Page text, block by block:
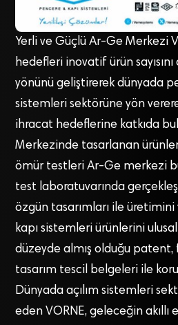
Yerli ve Güçlü Ar-Ge Merkezi
hedefleri inovatif ürün
yönünü geliştirerek dünyada
sistemleri sektörüne yön
ihracat hedeflerine katkıda
Merkezinde tasarlanan
ömür testleri Ar-Ge merkezi
test laboratuvarında
özgün tasarımları ile üretimini
kapı sistemleri ürünlerini ulusal
düzeyde almış olduğu patent,
tasarım tescil belgeleri ile
Dünyada açılım sistemleri
eden VORNE, geleceğin